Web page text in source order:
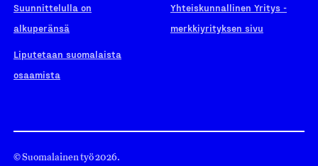
Suunnittelulla on
alkuperänsä
Liputetaan suomalaista
osaamista
Yhteiskunnallinen Yritys -
merkkiyrityksen sivu
© Suomalainen työ 2026.